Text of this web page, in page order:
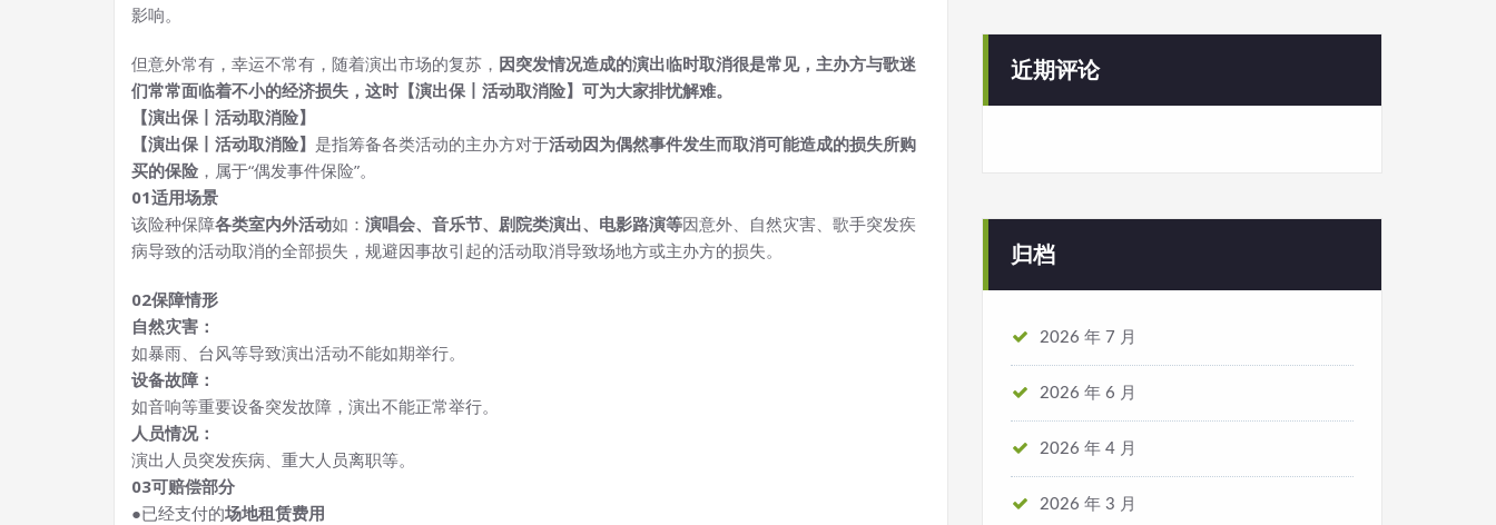
影响。
但意外常有，幸运不常有，随着演出市场的复苏， 因突发情况造成的演出临时取消很是常见，主办方与歌迷
们常常面临着不小的经济损失，这时【演出保丨活动取消险】可为大家排忧解难。
【演出保丨活动取消险】
【演出保丨活动取消险】 是指筹备各类活动的主办方对于活动因为偶然事件发生而取消可能造成的损失所购
买的保险 ，属于“偶发事件保险”。
01适用场景
该险种保障各类室内外活动如： 演唱会、音乐节、剧院类演出、电影路演等因意外、自然灾害、歌手突发疾
病导致的活动取消的全部损失，规避因事故引起的活动取消导致场地方或主办方的损失。
02保障情形
自然灾害：
如暴雨、台风等导致演出活动不能如期举行。
设备故障：
如音响等重要设备突发故障，演出不能正常举行。
人员情况：
演出人员突发疾病、重大人员离职等。
03可赔偿部分
●已经支付的场地租赁费用
近期评论
归档
2026 年 7 月
2026 年 6 月
2026 年 4 月
2026 年 3 月